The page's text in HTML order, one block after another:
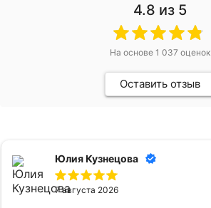
4.8 из 5
На основе 1 037 оценок
Оставить отзыв
Юлия Кузнецова
7 августа 2026